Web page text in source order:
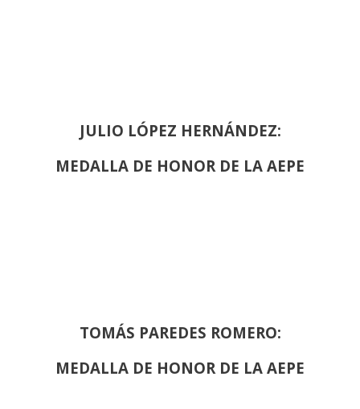
JULIO LÓPEZ HERNÁNDEZ:
MEDALLA DE HONOR DE LA AEPE
TOMÁS PAREDES ROMERO:
MEDALLA DE HONOR DE LA AEPE